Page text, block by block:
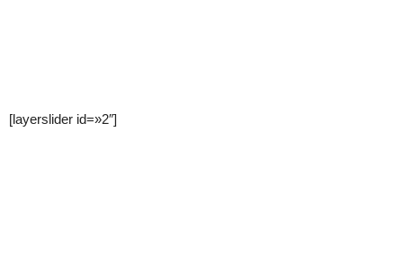
[layerslider id=»2″]